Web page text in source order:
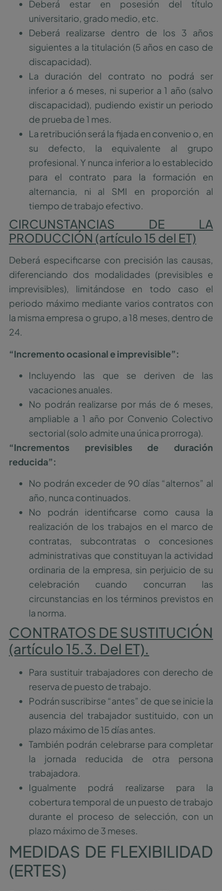
Deberá estar en posesión del título
universitario, grado medio, etc.
Deberá realizarse dentro de los 3 años
siguientes a la titulación (5 años en caso de
discapacidad).
La duración del contrato no podrá ser
inferior a 6 meses, ni superior a 1 año (salvo
discapacidad), pudiendo existir un periodo
de prueba de 1 mes.
La retribución será la fijada en convenio o, en
su defecto, la equivalente al grupo
profesional. Y nunca inferior a lo establecido
para el contrato para la formación en
alternancia, ni al SMI en proporción al
tiempo de trabajo efectivo.
CIRCUNSTANCIAS DE LA
PRODUCCIÓN (artículo 15 del ET)
Deberá especificarse con precisión las causas,
diferenciando dos modalidades (previsibles e
imprevisibles), limitándose en todo caso el
periodo máximo mediante varios contratos con
la misma empresa o grupo, a 18 meses, dentro de
24.
“Incremento ocasional e imprevisible”:
Incluyendo las que se deriven de las
vacaciones anuales.
No podrán realizarse por más de 6 meses,
ampliable a 1 año por Convenio Colectivo
sectorial (solo admite una única prorroga).
“Incrementos previsibles de duración
reducida”:
No podrán exceder de 90 días “alternos” al
año, nunca continuados.
No podrán identificarse como causa la
realización de los trabajos en el marco de
contratas, subcontratas o concesiones
administrativas que constituyan la actividad
ordinaria de la empresa, sin perjuicio de su
celebración cuando concurran las
circunstancias en los términos previstos en
la norma.
CONTRATOS DE SUSTITUCIÓN
(artículo 15.3. Del ET).
Para sustituir trabajadores con derecho de
reserva de puesto de trabajo.
Podrán suscribirse “antes” de que se inicie la
ausencia del trabajador sustituido, con un
plazo máximo de 15 días antes.
También podrán celebrarse para completar
la jornada reducida de otra persona
trabajadora.
Igualmente podrá realizarse para la
cobertura temporal de un puesto de trabajo
durante el proceso de selección, con un
plazo máximo de 3 meses.
MEDIDAS DE FLEXIBILIDAD
(ERTES)